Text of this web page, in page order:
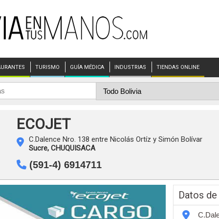
TURISMO GUÍA MÉDICA INDUSTRIAS TIENDAS ONLINE
ECOJET
C.Dalence Nro. 138 entre Nicolás Ortíz y Simón Bolívar
Sucre, CHUQUISACA
(591-4) 6914711
Datos